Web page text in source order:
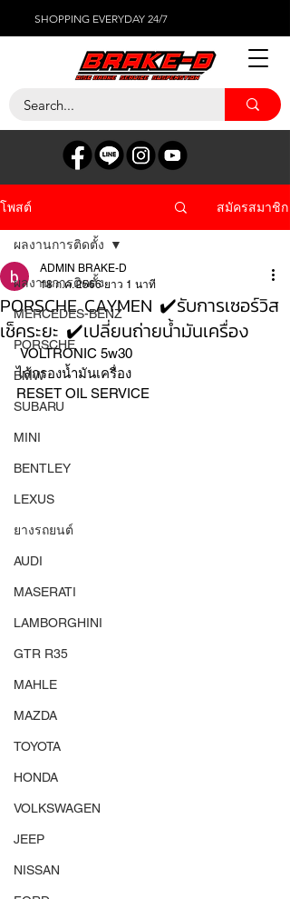
SHOPPING EVERYDAY 24/7
โพสต์ สมัครสมาชิก
ผลงานการติดตั้ง
MERCEDES-BENZ
PORSCHE
BMW
SUBARU
MINI
BENTLEY
LEXUS
ยางรถยนต์
AUDI
MASERATI
LAMBORGHINI
GTR R35
MAHLE
MAZDA
TOYOTA
HONDA
VOLKSWAGEN
JEEP
NISSAN
ผลงานการติดตั้ง
PORSCHE CAYMEN ✔️รับการเซอร์วิส
เช็คระยะ ✔️เปลี่ยนถ่ายน้ำมันเครื่อง
ADMIN BRAKE-D
18 ก.ค. 2566 ยาว 1 นาที
VOLTRONIC 5w30
ไส้กรองน้ำมันเครื่อง
RESET OIL SERVICE